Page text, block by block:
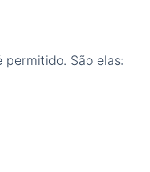
São elas: